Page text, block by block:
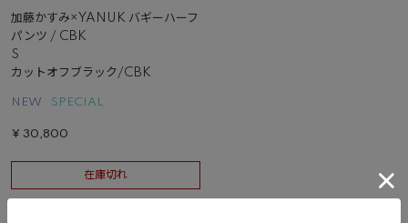
加藤かすみ×YANUK バギーハーフ
パンツ / CBK
S
カットオフブラック/CBK
NEW SPECIAL
¥ 30,800
在庫切れ